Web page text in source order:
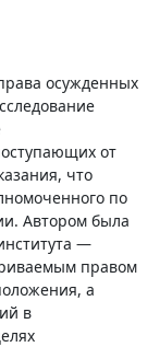
осужденных
от
что
по
Автором была
—
правом
а
в